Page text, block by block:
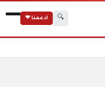
🔍 ادعمنا ❤